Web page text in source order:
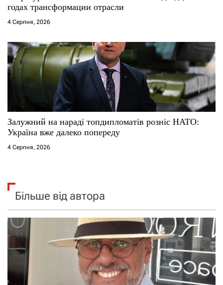
годах трансформации отрасли
4 Серпня, 2026
Залужний на нараді топдипломатів розніс НАТО:
Україна вже далеко попереду
4 Серпня, 2026
Більше від автора